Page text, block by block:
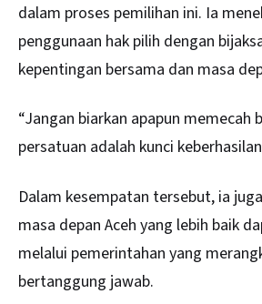
dalam proses pemilihan ini. Ia
penggunaan hak pilih dengan
kepentingan bersama dan masa
“Jangan biarkan apapun memecah
persatuan adalah kunci
Dalam kesempatan tersebut, ia
masa depan Aceh yang lebih baik
melalui pemerintahan yang
bertanggung jawab.